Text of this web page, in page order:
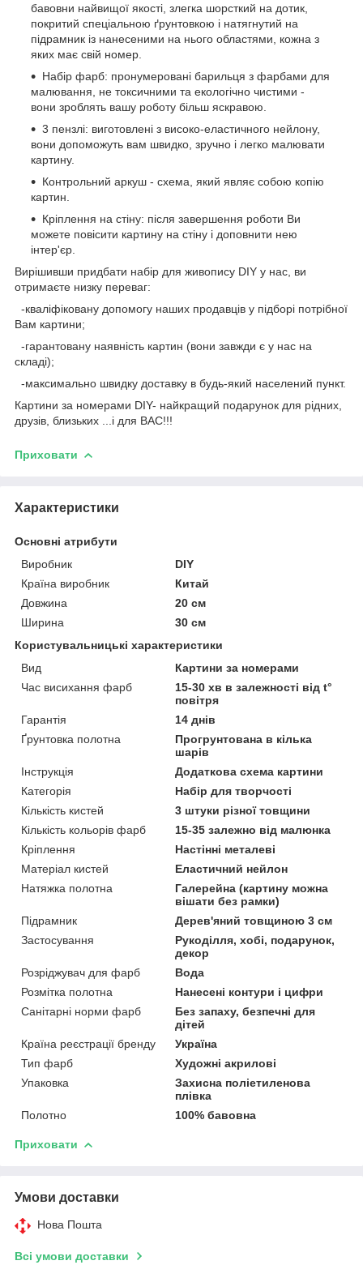
бавовни найвищої якості, злегка шорсткий на дотик,
покритий спеціальною ґрунтовкою і натягнутий на
підрамник із нанесеними на нього областями, кожна з
яких має свій номер.
Набір фарб: пронумеровані барильця з фарбами для
малювання, не токсичними та екологічно чистими -
вони зроблять вашу роботу більш яскравою.
3 пензлі: виготовлені з високо-еластичного нейлону,
вони допоможуть вам швидко, зручно і легко малювати
картину.
Контрольний аркуш - схема, який являє собою копію
картин.
Кріплення на стіну: після завершення роботи Ви
можете повісити картину на стіну і доповнити нею
інтер'єр.
Вирішивши придбати набір для живопису DIY у нас, ви
отримаєте низку переваг:
-кваліфіковану допомогу наших продавців у підборі потрібної
Вам картини;
-гарантовану наявність картин (вони завжди є у нас на
складі);
-максимально швидку доставку в будь-який населений пункт.
Картини за номерами DIY- найкращий подарунок для рідних,
друзів, близьких ...і для ВАС!!!
Приховати
Характеристики
Основні атрибути
Виробник
DIY
Країна виробник
Китай
Довжина
20 см
Ширина
30 см
Користувальницькі характеристики
Вид
Картини за номерами
Час висихання фарб
15-30 хв в залежності від t°
повітря
Гарантія
14 днів
Ґрунтовка полотна
Прогрунтована в кілька
шарів
Інструкція
Додаткова схема картини
Категорія
Набір для творчості
Кількість кистей
3 штуки різної товщини
Кількість кольорів фарб
15-35 залежно від малюнка
Кріплення
Настінні металеві
Матеріал кистей
Еластичний нейлон
Натяжка полотна
Галерейна (картину можна
вішати без рамки)
Підрамник
Дерев'яний товщиною 3 см
Застосування
Рукоділля, хобі, подарунок,
декор
Розріджувач для фарб
Вода
Розмітка полотна
Нанесені контури і цифри
Санітарні норми фарб
Без запаху, безпечні для
дітей
Країна реєстрації бренду
Україна
Тип фарб
Художні акрилові
Упаковка
Захисна поліетиленова
плівка
Полотно
100% бавовна
Приховати
Умови доставки
Нова Пошта
Всі умови доставки